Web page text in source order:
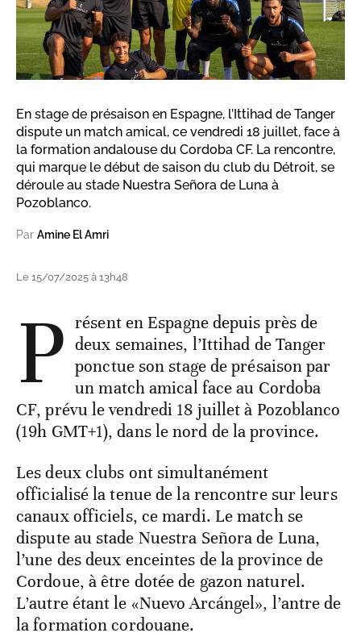
En stage de présaison en Espagne, l’Ittihad de Tanger
dispute un match amical, ce vendredi 18 juillet, face à
la formation andalouse du Cordoba CF. La rencontre,
qui marque le début de saison du club du Détroit, se
déroule au stade Nuestra Señora de Luna à
Pozoblanco.
Par Amine El Amri
Le 15/07/2025 à 13h48
P résent en Espagne depuis près de
deux semaines, l’Ittihad de Tanger
ponctue son stage de présaison par
un match amical face au Cordoba
CF, prévu le vendredi 18 juillet à Pozoblanco
(19h GMT+1), dans le nord de la province.
Les deux clubs ont simultanément
officialisé la tenue de la rencontre sur leurs
canaux officiels, ce mardi. Le match se
dispute au stade Nuestra Señora de Luna,
l’une des deux enceintes de la province de
Cordoue, à être dotée de gazon naturel.
L’autre étant le «Nuevo Arcángel», l’antre de
la formation cordouane.